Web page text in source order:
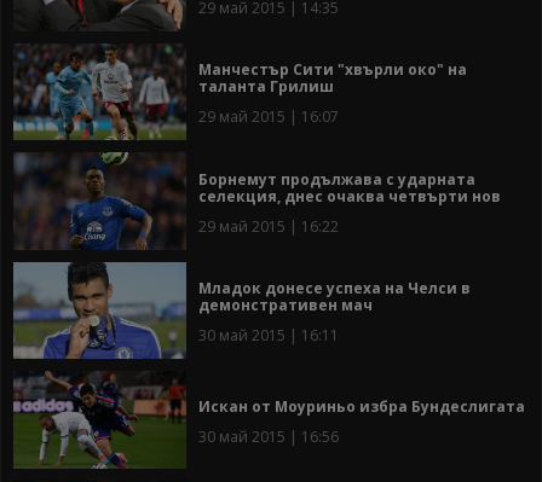
29 май 2015 | 14:35
Манчестър Сити "хвърли око" на
таланта Грилиш
29 май 2015 | 16:07
Борнемут продължава с ударната
селекция, днес очаква четвърти нов
29 май 2015 | 16:22
Младок донесе успеха на Челси в
демонстративен мач
30 май 2015 | 16:11
Искан от Моуриньо избра Бундеслигата
30 май 2015 | 16:56